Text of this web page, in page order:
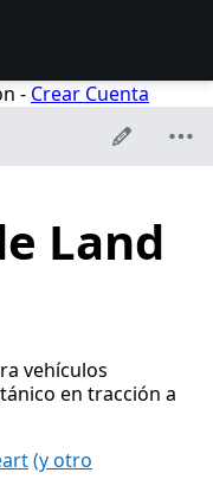
- Crear Cuenta
Land
vehículos
en tracción a
(y otro